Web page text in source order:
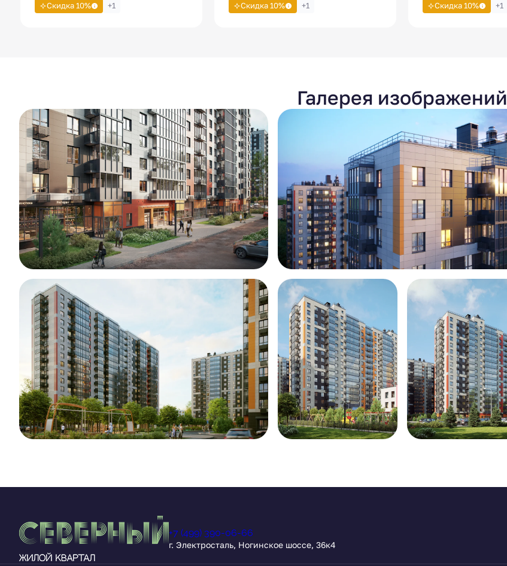
Скидка 10%
+1
Скидка 10%
+1
Скидка 10%
+1
Галерея изображений
+7 (499) 390-06-66
г. Электросталь, Ногинское шоссе, 36к4